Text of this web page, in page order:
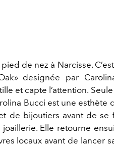
de nez à Narcisse.
designée par
et capte l’attention.
Bucci est une esthète
de bijoutiers avant de se
Elle retourne
locaux avant de lancer